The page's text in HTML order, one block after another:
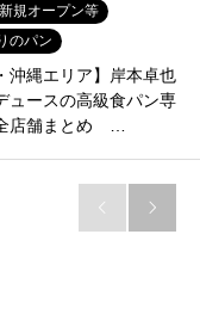
規オープン等
のパン
沖縄エリア】岸本卓也
ュースの高級食パン専
店舗まとめ …
 